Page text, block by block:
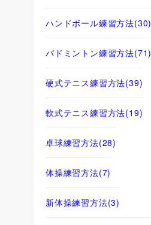
ハンドボール練習方法(30)
バドミントン練習方法(71)
硬式テニス練習方法(39)
軟式テニス練習方法(19)
卓球練習方法(28)
体操練習方法(7)
新体操練習方法(3)